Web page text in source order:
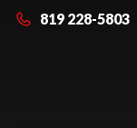
819 228-5803